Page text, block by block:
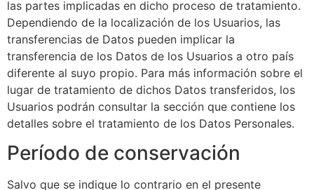
las partes implicadas en dicho proceso de tratamiento.
Dependiendo de la localización de los Usuarios, las
transferencias de Datos pueden implicar la
transferencia de los Datos de los Usuarios a otro país
diferente al suyo propio. Para más información sobre el
lugar de tratamiento de dichos Datos transferidos, los
Usuarios podrán consultar la sección que contiene los
detalles sobre el tratamiento de los Datos Personales.
Período de conservación
Salvo que se indique lo contrario en el presente